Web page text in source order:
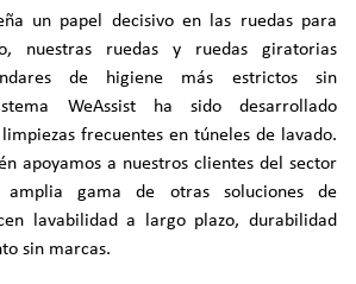
un papel decisivo en las ruedas para
nuestras ruedas y ruedas giratorias
de higiene más estrictos sin
WeAssist ha sido desarrollado
frecuentes en túneles de lavado.
apoyamos a nuestros clientes del sector
gama de otras soluciones de
lavabilidad a largo plazo, durabilidad
sin marcas.